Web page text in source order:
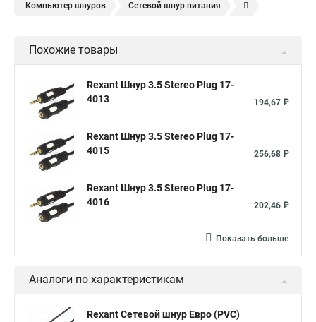
Компьютер шнуров Сетевой шнур питания
Кабель питания c13
Сетевой кабель телевизор
Похожие товары
Rexant Шнур 3.5 Stereo Plug 17-
4013
194,67 ₽
Rexant Шнур 3.5 Stereo Plug 17-
4015
256,68 ₽
Rexant Шнур 3.5 Stereo Plug 17-
4016
202,46 ₽
Показать больше
Аналоги по характеристикам
Rexant Сетевой шнур Евро (PVC)